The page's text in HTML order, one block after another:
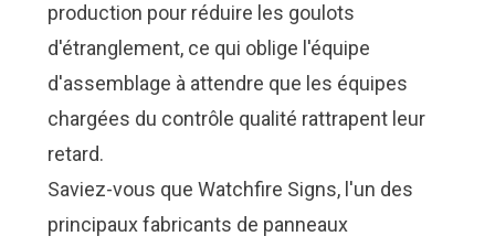
production pour réduire les goulots
d'étranglement, ce qui oblige l'équipe
d'assemblage à attendre que les équipes
chargées du contrôle qualité rattrapent leur
retard.
Saviez-vous que Watchfire Signs, l'un des
principaux fabricants de panneaux